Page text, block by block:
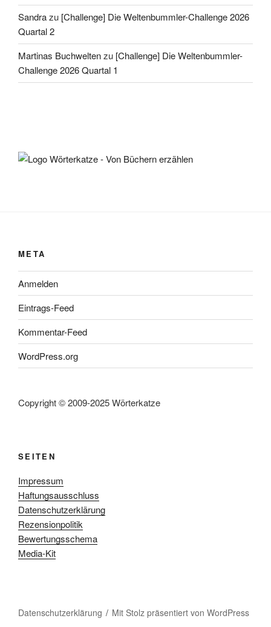
Sandrazu [Challenge] Die Weltenbummler-Challenge 2026
Quartal 2
Martinas Buchweltenzu [Challenge] Die Weltenbummler-
Challenge 2026 Quartal 1
META
Anmelden
Eintrags-Feed
Kommentar-Feed
WordPress.org
Copyright © 2009-2025 Wörterkatze
SEITEN
Impressum
Haftungsausschluss
Datenschutzerklärung
Rezensionpolitik
Bewertungsschema
Media-Kit
Datenschutzerklärung Mit Stolz präsentiert von WordPress